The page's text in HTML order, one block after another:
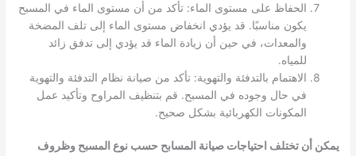
الحفاظ على مستوى الماء: تأكد من أن مستوى الماء في المسبح
يكون مناسبًا. قد يؤدي انخفاض مستوى الماء إلى تلف المضخة
والمعدات، في حين أن زيادة الماء قد يؤدي إلى تدفق زائد
للمياه.
الاهتمام بالتدفئة والتهوية: تأكد من صيانة نظام التدفئة والتهوية
في حال وجوده في المسبح. قم بتنظيف المراوح وتأكيد عمل
المكونات الكهربائية بشكل صحيح.
يمكن أن تختلف احتياجات صيانة المسابح حسب نوع المسبح وظروف